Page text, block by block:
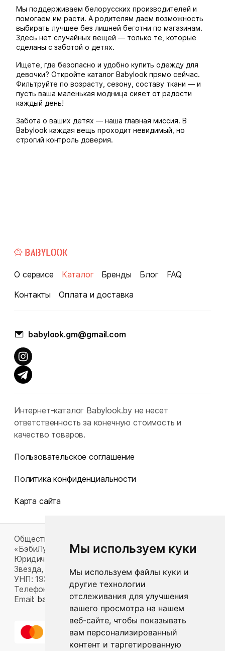
Мы используем куки
Мы используем файлы куки и
другие технологии
отслеживания для улучшения
вашего просмотра на нашем
веб-сайте, чтобы показывать
вам персонализированный
контент и таргетированную
Мы поддерживаем белорусских производителей и
помогаем им расти. А родителям даем возможность
выбирать лучшее без лишней беготни по магазинам.
Здесь нет случайных вещей — только те, которые
сделаны с заботой о детях.
Ищете, где безопасно и удобно купить одежду для
девочки? Откройте каталог Babylook прямо сейчас.
Фильтруйте по возрасту, сезону, составу ткани — и
пусть ваша маленькая модница сияет от радости
каждый день!
Забота о ваших детях — наша главная миссия. В
Babylook каждая вещь проходит невидимый, но
строгий контроль доверия.
О сервисе Каталог Бренды Блог
FAQ
Контакты
Оплата и доставка
babylook.gm@gmail.com
Интернет-каталог Babylook.by не несет
ответственность за конечную стоимость и
качество товаров.
Пользовательское соглашение
Политика конфиденциальности
Карта сайта
Общество с ограниченной ответственностью
«БэбиЛук»
Юридический адрес: 220117, г. Минск, пр-т Газеты
Звезда, д. 16, пом. 52
УНП: 193815124
Телефон:
+375 33 392 66 63
Email: babylook.gm@gmail.com .